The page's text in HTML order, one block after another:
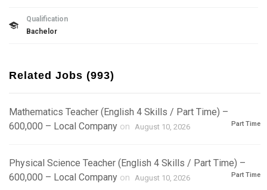
Qualification
Bachelor
Related Jobs (993)
Mathematics Teacher (English 4 Skills / Part Time) –
600,000 – Local Company on August 10, 2026 Part Time
Physical Science Teacher (English 4 Skills / Part Time) –
600,000 – Local Company on August 10, 2026 Part Time